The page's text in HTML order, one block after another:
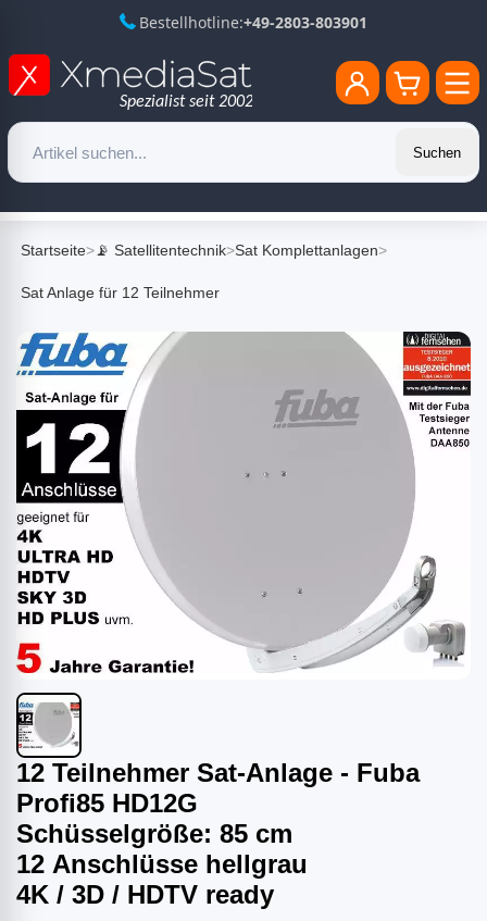
Bestellhotline:+49-2803-803901
Suchen
Startseite>📡 Satellitentechnik>Sat Komplettanlagen>
Sat Anlage für 12 Teilnehmer
12 Teilnehmer Sat-Anlage - Fuba
Profi85 HD12G
Schüsselgröße: 85 cm
12 Anschlüsse hellgrau
4K / 3D / HDTV ready